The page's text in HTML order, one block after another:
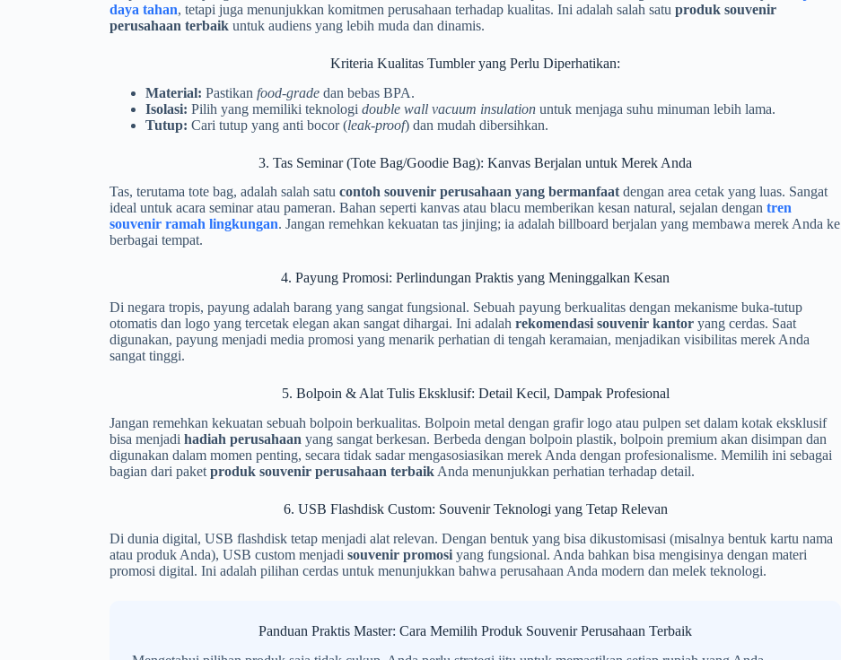
daya tahan, tetapi juga menunjukkan komitmen perusahaan terhadap kualitas. Ini adalah salah satu produk souvenir
perusahaan terbaik untuk audiens yang lebih muda dan dinamis.
Kriteria Kualitas Tumbler yang Perlu Diperhatikan:
Material: Pastikan food-grade dan bebas BPA.
Isolasi: Pilih yang memiliki teknologi double wall vacuum insulation untuk menjaga suhu minuman lebih lama.
Tutup: Cari tutup yang anti bocor (leak-proof) dan mudah dibersihkan.
3. Tas Seminar (Tote Bag/Goodie Bag): Kanvas Berjalan untuk Merek Anda
Tas, terutama tote bag, adalah salah satu contoh souvenir perusahaan yang bermanfaat dengan area cetak yang luas. Sangat
ideal untuk acara seminar atau pameran. Bahan seperti kanvas atau blacu memberikan kesan natural, sejalan dengan tren
souvenir ramah lingkungan. Jangan remehkan kekuatan tas jinjing; ia adalah billboard berjalan yang membawa merek Anda ke
berbagai tempat.
4. Payung Promosi: Perlindungan Praktis yang Meninggalkan Kesan
Di negara tropis, payung adalah barang yang sangat fungsional. Sebuah payung berkualitas dengan mekanisme buka-tutup
otomatis dan logo yang tercetak elegan akan sangat dihargai. Ini adalah rekomendasi souvenir kantor yang cerdas. Saat
digunakan, payung menjadi media promosi yang menarik perhatian di tengah keramaian, menjadikan visibilitas merek Anda
sangat tinggi.
5. Bolpoin & Alat Tulis Eksklusif: Detail Kecil, Dampak Profesional
Jangan remehkan kekuatan sebuah bolpoin berkualitas. Bolpoin metal dengan grafir logo atau pulpen set dalam kotak eksklusif
bisa menjadi hadiah perusahaan yang sangat berkesan. Berbeda dengan bolpoin plastik, bolpoin premium akan disimpan dan
digunakan dalam momen penting, secara tidak sadar mengasosiasikan merek Anda dengan profesionalisme. Memilih ini sebagai
bagian dari paket produk souvenir perusahaan terbaik Anda menunjukkan perhatian terhadap detail.
6. USB Flashdisk Custom: Souvenir Teknologi yang Tetap Relevan
Di dunia digital, USB flashdisk tetap menjadi alat relevan. Dengan bentuk yang bisa dikustomisasi (misalnya bentuk kartu nama
atau produk Anda), USB custom menjadi souvenir promosi yang fungsional. Anda bahkan bisa mengisinya dengan materi
promosi digital. Ini adalah pilihan cerdas untuk menunjukkan bahwa perusahaan Anda modern dan melek teknologi.
Panduan Praktis Master: Cara Memilih Produk Souvenir Perusahaan Terbaik